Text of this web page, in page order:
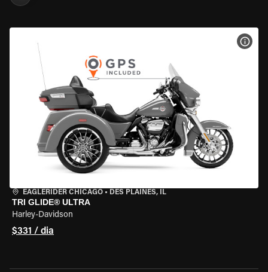
EAGLERIDER CHICAGO • DES PLAINES, IL
TRI GLIDE® ULTRA
Harley-Davidson
$331 / dia
VER